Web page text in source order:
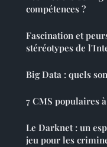
compétences ?
Fascination et
stéréotypes de
Big Data : quels
7 CMS populaires
Le Darknet : un
jeu pour les